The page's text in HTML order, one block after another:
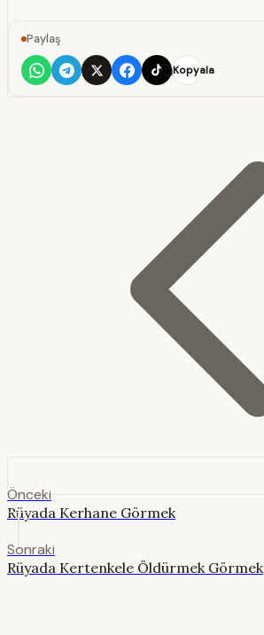
Paylaş
Kopyala
Önceki
Rüyada Kerhane Görmek
Sonraki
Rüyada Kertenkele Öldürmek Görmek